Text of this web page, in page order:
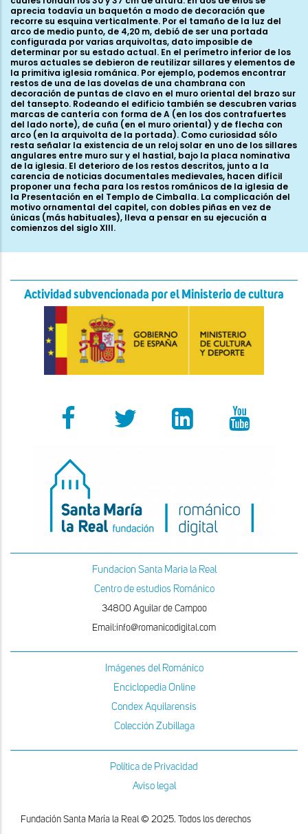
aprecia todavía un baquetón a modo de decoración que
recorre su esquina verticalmente. Por el tamaño de la luz del
arco de medio punto, de 4,20 m, debió de ser una portada
configurada por varias arquivoltas, dato imposible de
determinar por su estado actual. En el perímetro inferior de los
muros actuales se debieron de reutilizar sillares y elementos de
la primitiva iglesia románica. Por ejemplo, podemos encontrar
restos de una de las dovelas de una chambrana con
decoración de puntas de clavo en el muro oriental del brazo sur
del tansepto. Rodeando el edificio también se descubren varias
marcas de cantería con forma de A (en los dos contrafuertes
del lado norte), de cuña (en el muro oriental) y de flecha con
arco (en la arquivolta de la portada). Como curiosidad sólo
resta señalar la existencia de un reloj solar en uno de los sillares
angulares entre muro sur y el hastial, bajo la placa nominativa
de la iglesia. El deterioro de los restos descritos, junto a la
carencia de noticias documentales medievales, hacen difícil
proponer una fecha para los restos románicos de la iglesia de
la Presentación en el Templo de Cimballa. La complicación del
motivo ornamental del capitel, con dobles piñas en vez de
únicas (más habituales), lleva a pensar en su ejecución a
comienzos del siglo XIII.
Actividad subvencionada por el Ministerio de cultura
Fundacion Santa Maria la Real
Centro de estudios Románico
34800 Aguilar de Campoo
Email:info@romanicodigital.com
Imágenes del Románico
Enciclopedia Online
Condex Aquilarensis
Colección Zubillaga
Política de Privacidad
Aviso legal
Fundación Santa María la Real © 2025. Todos los derechos